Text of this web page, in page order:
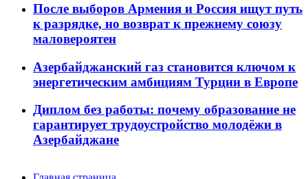
После выборов Армения и Россия ищут путь
к разрядке, но возврат к прежнему союзу
маловероятен
Азербайджанский газ становится ключом к
энергетическим амбициям Турции в Европе
Диплом без работы: почему образование не
гарантирует трудоустройство молодёжи в
Азербайджане